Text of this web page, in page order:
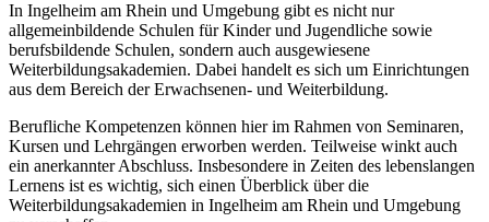
In Ingelheim am Rhein und Umgebung gibt es nicht nur
allgemeinbildende Schulen für Kinder und Jugendliche sowie
berufsbildende Schulen, sondern auch ausgewiesene
Weiterbildungsakademien. Dabei handelt es sich um Einrichtungen
aus dem Bereich der Erwachsenen- und Weiterbildung.
Berufliche Kompetenzen können hier im Rahmen von Seminaren,
Kursen und Lehrgängen erworben werden. Teilweise winkt auch
ein anerkannter Abschluss. Insbesondere in Zeiten des lebenslangen
Lernens ist es wichtig, sich einen Überblick über die
Weiterbildungsakademien in Ingelheim am Rhein und Umgebung